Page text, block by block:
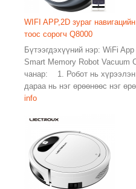
WIFI APP,2D зураг
тоос сорогч Q8000
Бүтээгдэхүүний нэр: WiFi
Smart Memory Robot
чанар: 1. Робот нь хүрээлэн
дараа нь нэг өрөөнөөс нэг
info